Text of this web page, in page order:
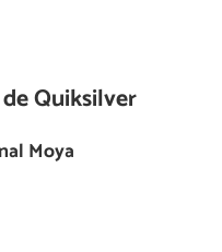
Quiksilver
Moya